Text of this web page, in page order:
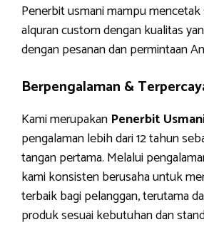
Penerbit usmani mampu
alquran custom dengan kualitas
dengan pesanan dan permintaan
Berpengalaman &
Kami merupakan Penerbit
pengalaman lebih dari 12 tahun
tangan pertama. Melalui
kami konsisten berusaha untuk
terbaik bagi pelanggan, terutama
produk sesuai kebutuhan dan